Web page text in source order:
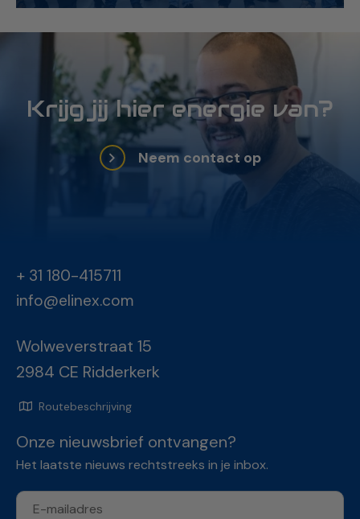
Krijg jij hier energie van?
Neem contact op
+ 31 180-415711
info@elinex.com
Wolweverstraat 15
2984 CE Ridderkerk
Routebeschrijving
Onze nieuwsbrief ontvangen?
Het laatste nieuws rechtstreeks in je inbox.